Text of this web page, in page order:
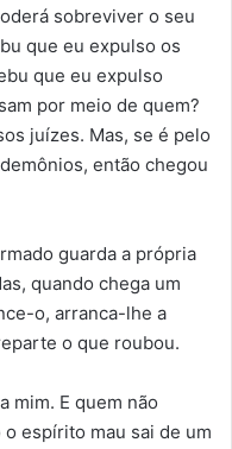
sobreviver o seu
que eu expulso os
que eu expulso
por meio de quem?
juízes. Mas, se é pelo
então chegou
guarda a própria
quando chega um
o, arranca-lhe a
o que roubou.
mim. E quem não
espírito mau sai de um